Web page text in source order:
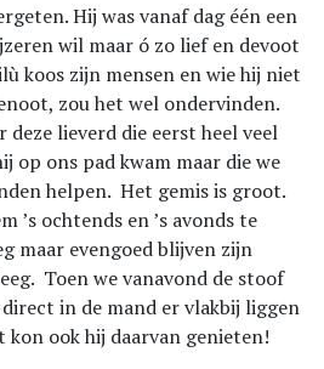
Hij was vanaf dag één een
wil maar ó zo lief en devoot
koos zijn mensen en wie hij niet
zou het wel ondervinden.
deze lieverd die eerst heel veel
op ons pad kwam maar die we
helpen. Het gemis is groot.
’s ochtends en ’s avonds te
maar evengoed blijven zijn
Toen we vanavond de stoof
direct in de mand er vlakbij liggen
kon ook hij daarvan genieten!